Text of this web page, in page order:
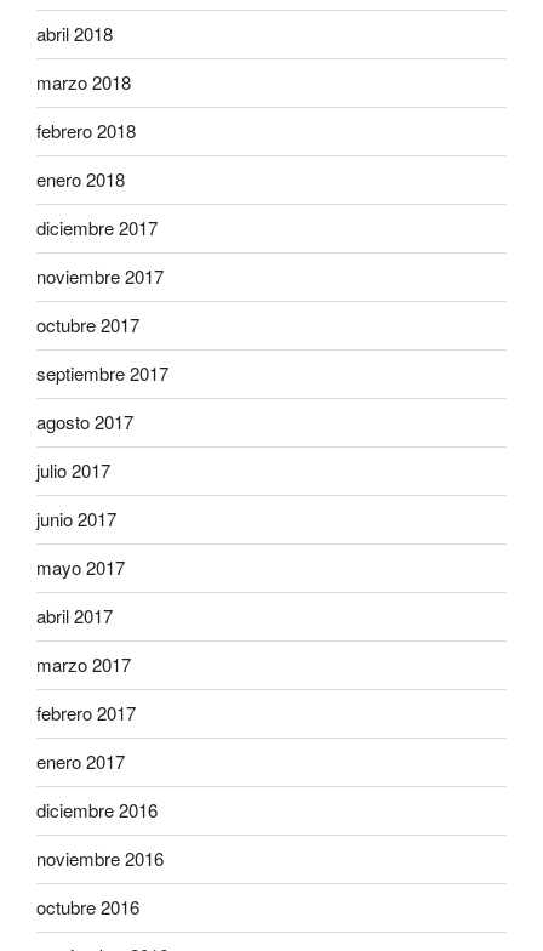
abril 2018
marzo 2018
febrero 2018
enero 2018
diciembre 2017
noviembre 2017
octubre 2017
septiembre 2017
agosto 2017
julio 2017
junio 2017
mayo 2017
abril 2017
marzo 2017
febrero 2017
enero 2017
diciembre 2016
noviembre 2016
octubre 2016